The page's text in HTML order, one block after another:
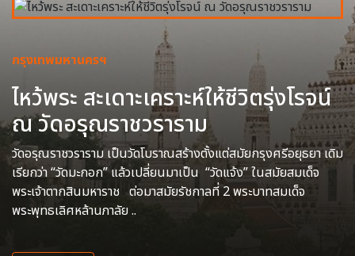
กรุงเทพมหานครฯ
ไหว้พระ สะเดาะเคราะห์ให้ชีวิตรุ่งโรจน์
ณ วัดอรุณราชวราราม
วัดอรุณราชวราราม เป็นวัดโบราณสร้างตั้งแต่สมัยกรุงศรีอยุธยา เดิม
เรียกว่า “วัดมะกอก” แล้วเปลี่ยนมาเป็น “วัดแจ้ง” ในสมัยสมเด็จ
พระเจ้าตากสินมหาราช ต่อมาสมัยรัชกาลที่ 2 พระบาทสมเด็จ
พระพุทธเลิศหล้านภาลัย ..